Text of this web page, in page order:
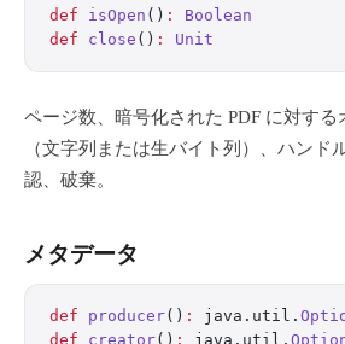
def isOpen () :
Boolean
def close () : Unit
ページ数、暗号化された PDF に対する
（文字列または生バイト列）、ハンド
認、破棄。
メタデータ
def producer() : java.util.
def creator() : java.util.